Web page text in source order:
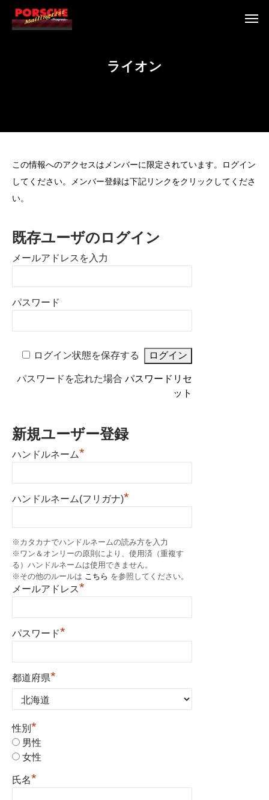
ライオン
この情報へのアクセスはメンバーに限定されています。ログイン
してください。メンバー登録は下記リンクをクリックしてくださ
い。
既存ユーザのログイン
メールアドレスを入力
パスワード
ログイン状態を保存する
パスワードを忘れた場合 パスワードリセ
ット
新規ユーザー登録
ハンドルネーム*
ハンドルネーム(フリガナ)*
※カタカナでハンドルネームの読み方を入力
※ワン＆オンリーの原則により、使用済（重複す
る）ハンドルネームは使用できません。
※その他のルールは こちら を参照してください。
メールアドレス*
パスワード*
都道府県*
性別 *
男性
女性
氏名*